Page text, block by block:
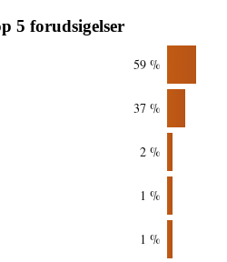
5 forudsigelser
59 %
37 %
2 %
1 %
1 %